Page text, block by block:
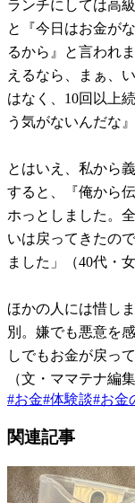
ランチにしては高
と『今日はお金が
るから』と言われ
えるなら、まぁ、
はなく、10回以上
う気がないんだな
とはいえ、私から
すると、『俺から
ホっとしました。
いは戻ってきたの
ました」（40代・女
ほかの人には惜し
別。嫌でも悪意を
しでもお金が戻っ
（文・ママテナ編集
#お金#体験談#お金
関連記事